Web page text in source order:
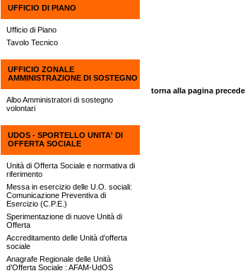
UFFICIO DI PIANO
Ufficio di Piano
Tavolo Tecnico
UFFICIO ZONALE
AMMINISTRAZIONE DI SOSTEGNO
Albo Amministratori di sostegno
volontari
UDOS - SPORTELLO UNITA' DI
OFFERTA SOCIALE
Unità di Offerta Sociale e normativa di
riferimento
Messa in esercizio delle U.O. sociali:
Comunicazione Preventiva di
Esercizio (C.P.E.)
Sperimentazione di nuove Unità di
Offerta
Accreditamento delle Unità d’offerta
sociale
Anagrafe Regionale delle Unità
d’Offerta Sociale : AFAM-UdOS
torna alla pagina